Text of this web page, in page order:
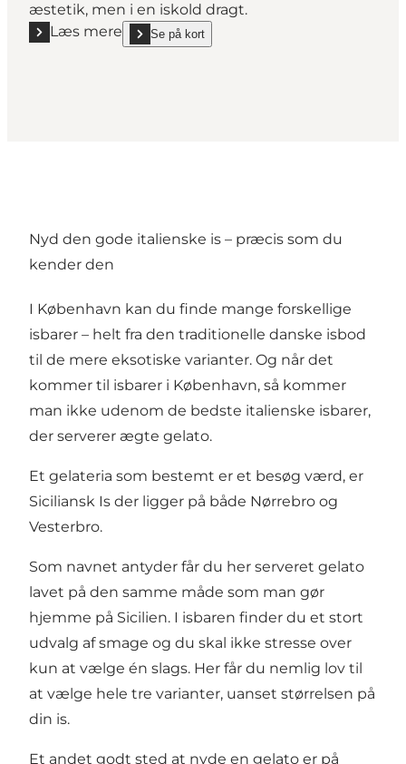
æstetik, men i en iskold dragt.
Læs mere
Læs mere "Dillon"Se på kort
show Dillon on_map
Nyd den gode italienske is – præcis som du
kender den
I København kan du finde mange forskellige
isbarer – helt fra den traditionelle danske isbod
til de mere eksotiske varianter. Og når det
kommer til isbarer i København, så kommer
man ikke udenom de bedste italienske isbarer,
der serverer ægte gelato.
Et gelateria som bestemt er et besøg værd, er
Siciliansk Is der ligger på både Nørrebro og
Vesterbro.
Som navnet antyder får du her serveret gelato
lavet på den samme måde som man gør
hjemme på Sicilien. I isbaren finder du et stort
udvalg af smage og du skal ikke stresse over
kun at vælge én slags. Her får du nemlig lov til
at vælge hele tre varianter, uanset størrelsen på
din is.
Et andet godt sted at nyde en gelato er på